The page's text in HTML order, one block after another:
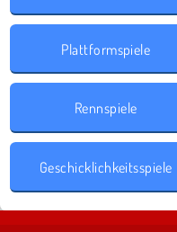
Plattformspiele
Rennspiele
Geschicklichkeitsspiele